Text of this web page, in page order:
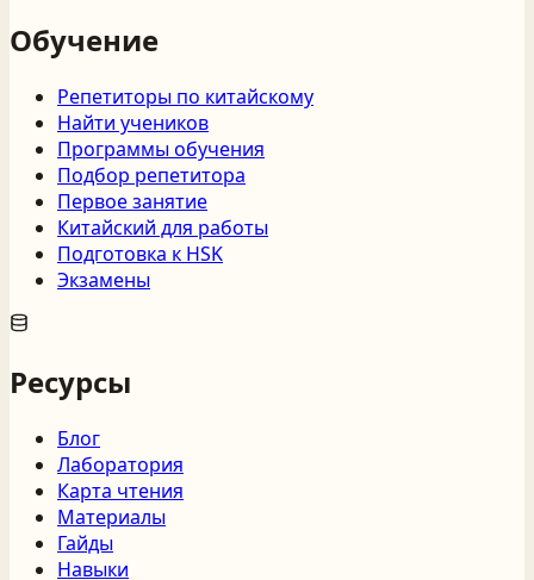
Обучение
Репетиторы по китайскому
Найти учеников
Программы обучения
Подбор репетитора
Первое занятие
Китайский для работы
Подготовка к HSK
Экзамены
Ресурсы
Блог
Лаборатория
Карта чтения
Материалы
Гайды
Навыки